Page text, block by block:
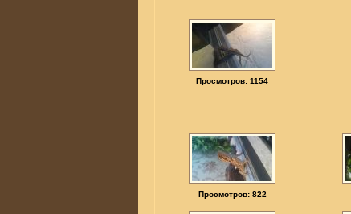
Просмотров: 1154
Просмотров: 822